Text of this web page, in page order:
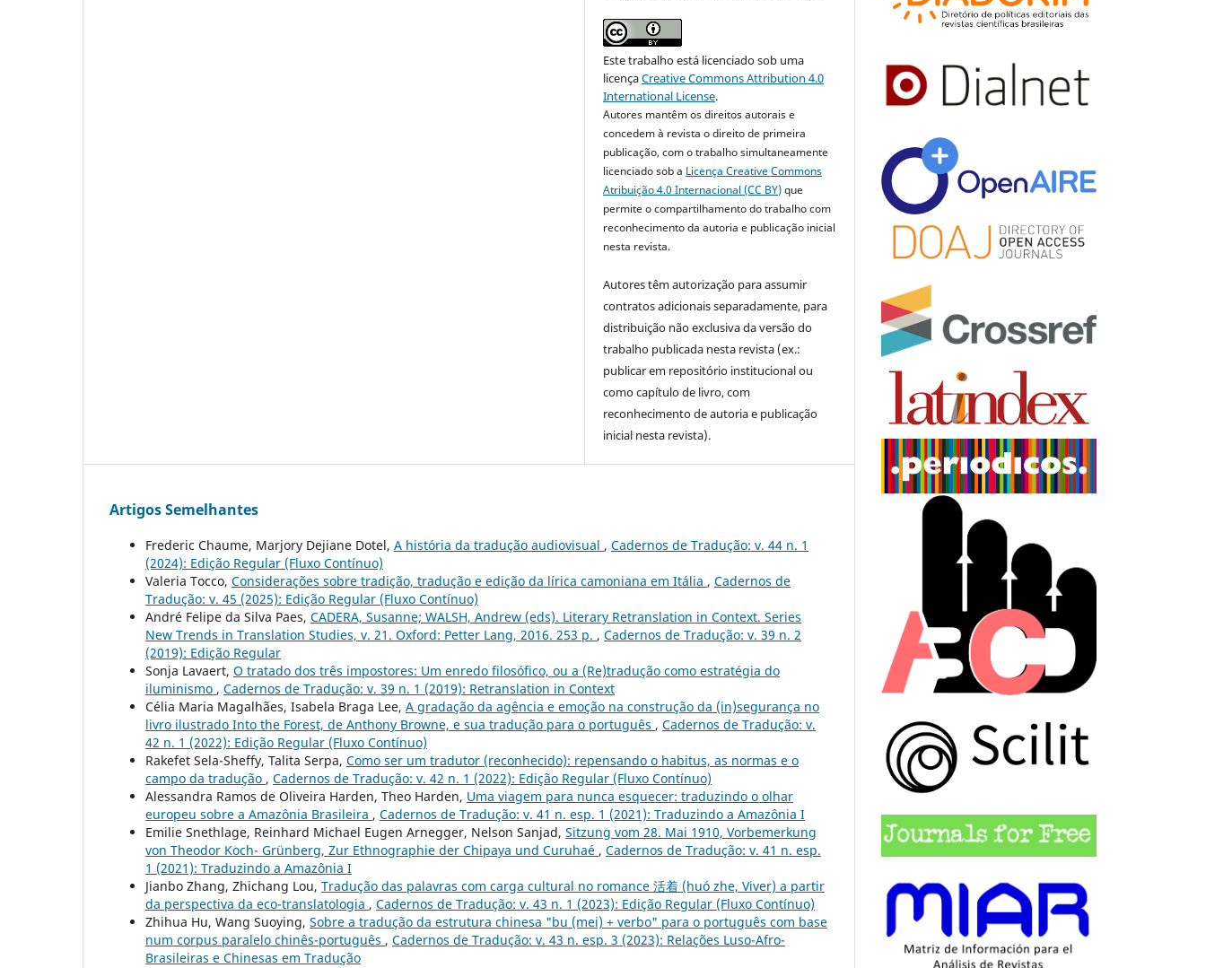
Este trabalho está licenciado sob uma
licençaCreative Commons Attribution 4.0
International License.
Autores mantêm os direitos autorais e
concedem à revista o direito de primeira
publicação, com o trabalho simultaneamente
licenciado sob a Licença Creative Commons
Atribuição 4.0 Internacional (CC BY)que
permite o compartilhamento do trabalho com
reconhecimento da autoria e publicação inicial
nesta revista.
Autores têm autorização para assumir
contratos adicionais separadamente, para
distribuição não exclusiva da versão do
trabalho publicada nesta revista (ex.:
publicar em repositório institucional ou
como capítulo de livro, com
reconhecimento de autoria e publicação
inicial nesta revista).
Artigos Semelhantes
Frederic Chaume, Marjory Dejiane Dotel, A história da tradução audiovisual , Cadernos de Tradução: v. 44 n. 1
(2024): Edição Regular (Fluxo Contínuo)
Valeria Tocco, Considerações sobre tradição, tradução e edição da lírica camoniana em Itália , Cadernos de
Tradução: v. 45 (2025): Edição Regular (Fluxo Contínuo)
André Felipe da Silva Paes, CADERA, Susanne; WALSH, Andrew (eds). Literary Retranslation in Context. Series
New Trends in Translation Studies, v. 21. Oxford: Petter Lang, 2016. 253 p. , Cadernos de Tradução: v. 39 n. 2
(2019): Edição Regular
Sonja Lavaert, O tratado dos três impostores: Um enredo filosófico, ou a (Re)tradução como estratégia do
iluminismo , Cadernos de Tradução: v. 39 n. 1 (2019): Retranslation in Context
Célia Maria Magalhães, Isabela Braga Lee, A gradação da agência e emoção na construção da (in)segurança no
livro ilustrado Into the Forest, de Anthony Browne, e sua tradução para o português , Cadernos de Tradução: v.
42 n. 1 (2022): Edição Regular (Fluxo Contínuo)
Rakefet Sela-Sheffy, Talita Serpa, Como ser um tradutor (reconhecido): repensando o habitus, as normas e o
campo da tradução , Cadernos de Tradução: v. 42 n. 1 (2022): Edição Regular (Fluxo Contínuo)
Alessandra Ramos de Oliveira Harden, Theo Harden, Uma viagem para nunca esquecer: traduzindo o olhar
europeu sobre a Amazônia Brasileira , Cadernos de Tradução: v. 41 n. esp. 1 (2021): Traduzindo a Amazônia I
Emilie Snethlage, Reinhard Michael Eugen Arnegger, Nelson Sanjad, Sitzung vom 28. Mai 1910, Vorbemerkung
von Theodor Koch- Grünberg, Zur Ethnographie der Chipaya und Curuhaé , Cadernos de Tradução: v. 41 n. esp.
1 (2021): Traduzindo a Amazônia I
Jianbo Zhang, Zhichang Lou, Tradução das palavras com carga cultural no romance 活着 (huó zhe, Viver) a partir
da perspectiva da eco-translatologia , Cadernos de Tradução: v. 43 n. 1 (2023): Edição Regular (Fluxo Contínuo)
Zhihua Hu, Wang Suoying, Sobre a tradução da estrutura chinesa "bu (mei) + verbo" para o português com base
num corpus paralelo chinês-português , Cadernos de Tradução: v. 43 n. esp. 3 (2023): Relações Luso-Afro-
Brasileiras e Chinesas em Tradução